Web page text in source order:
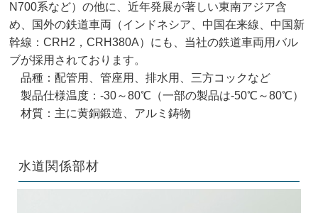
N700系など）の他に、近年発展が著しい東南アジア含
め、国外の鉄道車両（インドネシア、中国在来線、中国新
幹線：CRH2，CRH380A）にも、当社の鉄道車両用バル
ブが採用されております。
品種：配管用、管座用、排水用、三方コックなど
製品仕様温度：-30～80℃（一部の製品は-50℃～80℃）
材質：主に黄銅鍛造、アルミ鋳物
水道関係部材